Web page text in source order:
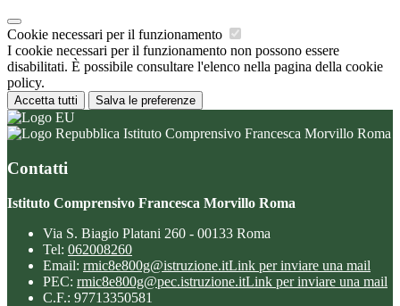
Cookie necessari per il funzionamento
I cookie necessari per il funzionamento non possono essere
disabilitati. È possibile consultare l'elenco nella pagina della cookie
policy.
Accetta tutti Salva le preferenze
Istituto Comprensivo Francesca Morvillo Roma
Contatti
Istituto Comprensivo Francesca Morvillo Roma
Via S. Biagio Platani 260 - 00133 Roma
Tel: 062008260
Email: rmic8e800g@istruzione.itLink per inviare una mail
PEC: rmic8e800g@pec.istruzione.itLink per inviare una mail
C.F.: 97713350581